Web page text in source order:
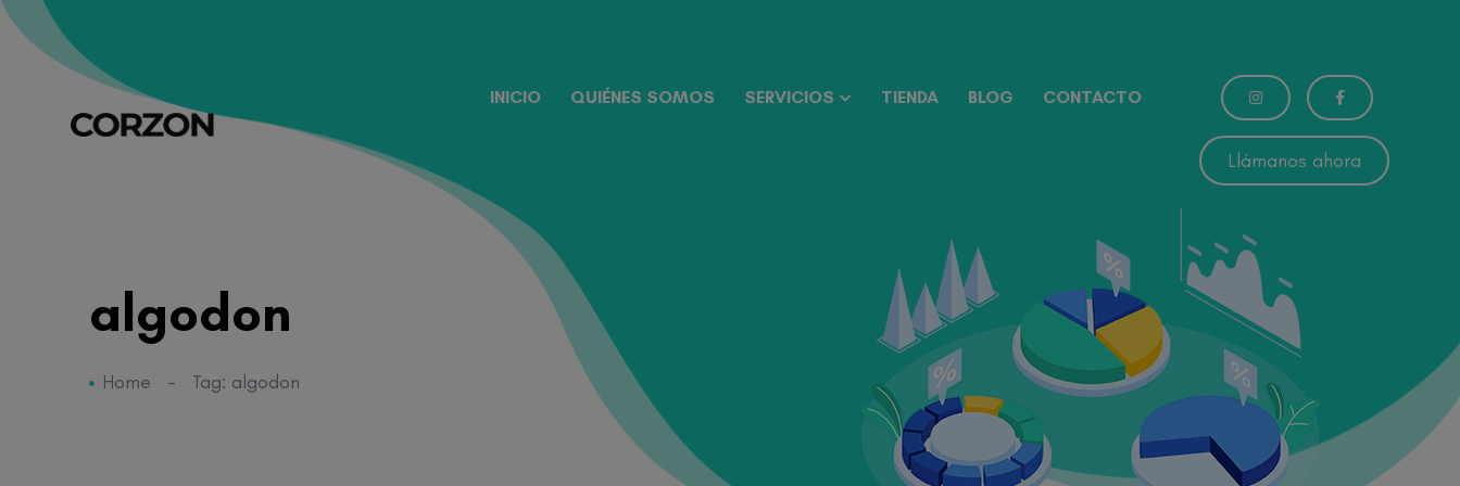
INICIO QUIÉNES SOMOS SERVICIOS TIENDA BLOG CONTACTO
Llámanos ahora
algodon
Home - Tag: algodon